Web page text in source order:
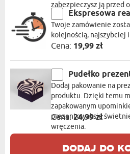
zabezpieczysz ją przed
Ekspresowa
Twoje zamówienie
kolejnością, najszybciej
Cena: 19,99 zł
Pudełko
Dodaj pakowanie na
produktu. Dzięki temu
zapakowanym
prezentował się
wręczenia.
Cena:24,99 zł
dodaj do